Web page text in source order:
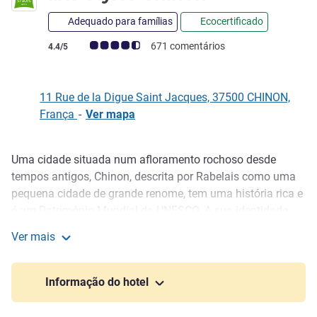
Adequado para famílias Ecocertificado
Nota clientes Avis (Classificação ALL)
4.4/5 671 comentários
11 Rue de la Digue Saint Jacques, 37500 CHINON,
França - Ver mapa
Descrição
Uma cidade situada num afloramento rochoso desde
tempos antigos, Chinon, descrita por Rabelais como uma
pequena cidade de grande renome, tem uma história rica e
pedreiros através de estátuas, colunas e decorações. Fácil
acesso a partir da estação SNCF, ideal para estadias no
coração dos castelos do Loire e das vinhas de Chinon.
Ver mais
Informação do hotel